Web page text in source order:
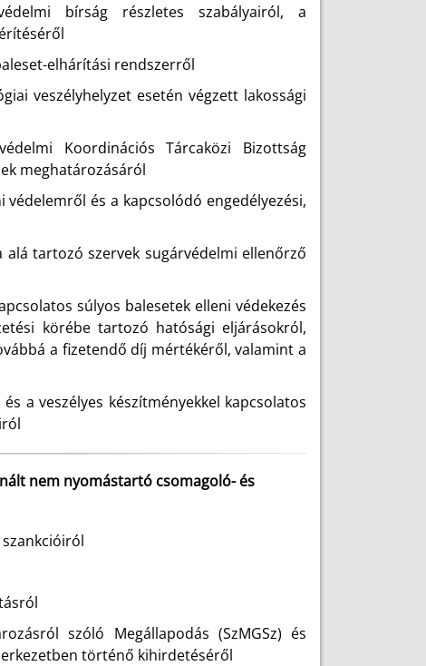
bírság részletes szabályairól, a
elhárítási rendszerről
veszélyhelyzet esetén végzett lakossági
Koordinációs Tárcaközi Bizottság
meghatározásáról
védelemről és a kapcsolódó engedélyezési,
tartozó szervek sugárvédelmi ellenőrző
súlyos balesetek elleni védekezés
körébe tartozó hatósági eljárásokról,
a fizetendő díj mértékéről, valamint a
a veszélyes készítményekkel kapcsolatos
nem nyomástartó csomagoló- és
szankcióiról
szóló Megállapodás (SzMGSz) és
történő kihirdetéséről